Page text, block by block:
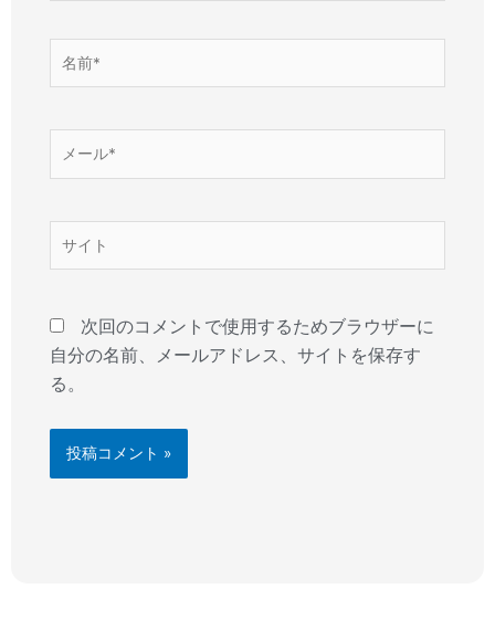
*
次回のコメントで使用するためブラウザーに
自分の名前、メールアドレス、サイトを保存す
る。